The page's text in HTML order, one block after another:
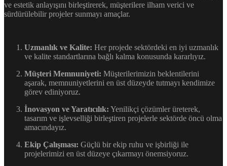
ve estetik anlayışını birleştirerek, müşterilere ilham verici ve
sürdürülebilir projeler sunmayı amaçlar.
Uzmanlık ve Kalite: Her projede sektördeki en iyi uzmanlık
ve kalite standartlarına bağlı kalma konusunda kararlıyız.
Müşteri Memnuniyeti: Müşterilerimizin beklentilerini
aşarak, memnuniyetlerini en üst düzeyde tutmayı kendimize
görev ediniyoruz.
İnovasyon ve Yaratıcılık: Yenilikçi çözümler üreterek,
tasarım ve işlevselliği birleştiren projelerle sektörde öncü olma
amacındayız.
Ekip Çalışması: Güçlü bir ekip ruhu ve işbirliği ile
projelerimizi en üst düzeye çıkarmayı önemsiyoruz.